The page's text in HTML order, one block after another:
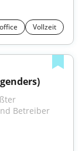
Vollzeit
Betreiber